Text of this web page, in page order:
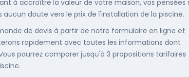
à accroître la valeur de votre maison, vos pensées
aucun doute vers le prix de l'installation de la piscine.
de devis à partir de notre formulaire en ligne et
rapidement avec toutes les informations dont
pourrez comparer jusqu'à 3 propositions tarifaires